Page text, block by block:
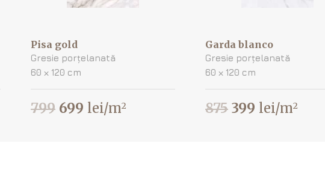
Pisa gold
Gresie porțelanată
60 х 120 cm
799 699 lei/m2
Garda blanco
Gresie porțelanată
60 х 120 cm
875 399 lei/m2